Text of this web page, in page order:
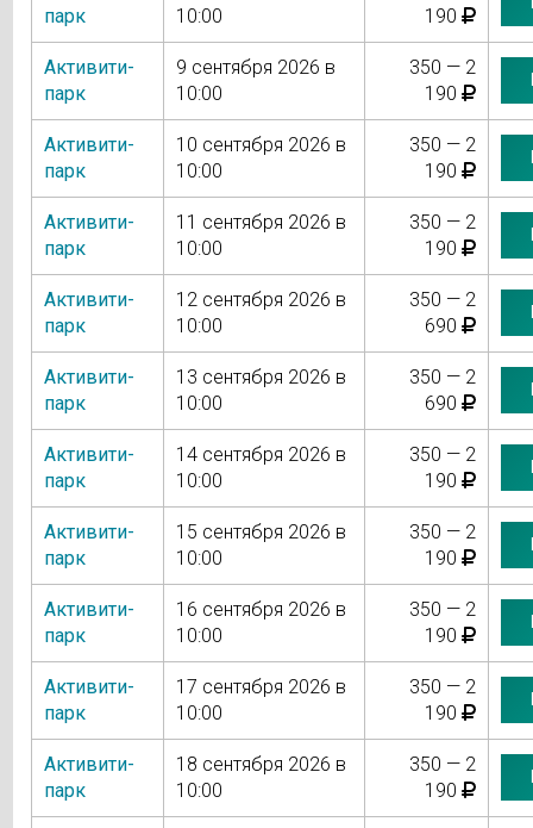
парк
10:00
190
Активити-
парк
9 сентября 2026 в
10:00
350 — 2
190
Активити-
парк
10 сентября 2026 в
10:00
350 — 2
190
Активити-
парк
11 сентября 2026 в
10:00
350 — 2
190
Активити-
парк
12 сентября 2026 в
10:00
350 — 2
690
Активити-
парк
13 сентября 2026 в
10:00
350 — 2
690
Активити-
парк
14 сентября 2026 в
10:00
350 — 2
190
Активити-
парк
15 сентября 2026 в
10:00
350 — 2
190
Активити-
парк
16 сентября 2026 в
10:00
350 — 2
190
Активити-
парк
17 сентября 2026 в
10:00
350 — 2
190
Активити-
парк
18 сентября 2026 в
10:00
350 — 2
190